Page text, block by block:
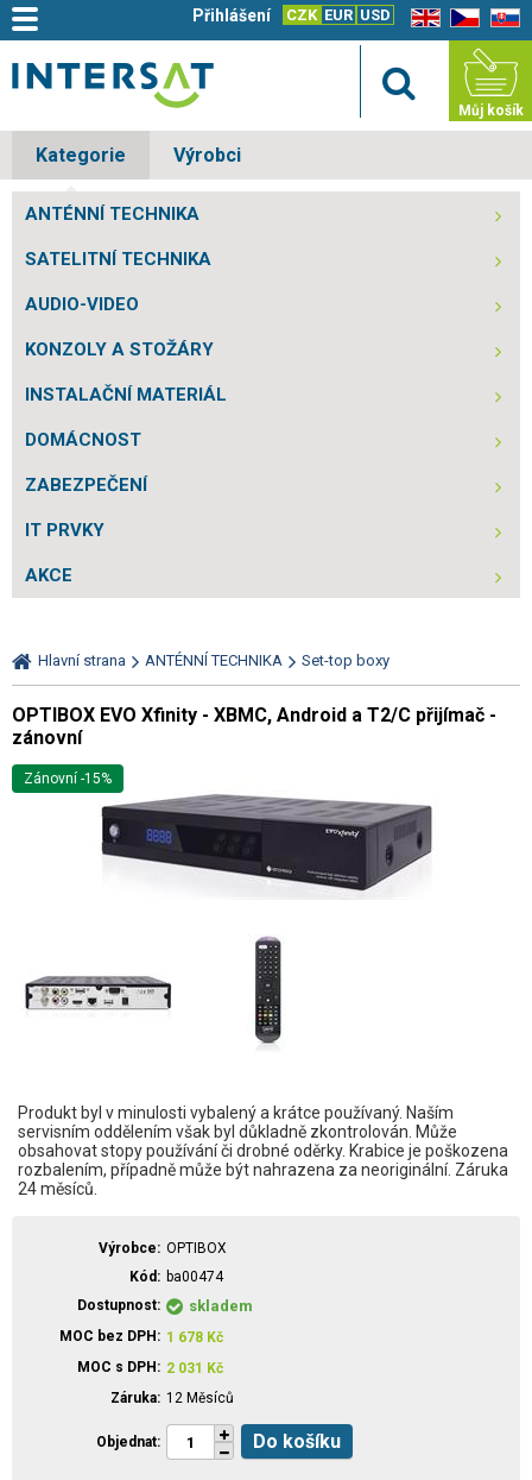
EN CZ SK
CZK EUR USD
Přihlášení
Můj košík
Kategorie Výrobci
ANTÉNNÍ TECHNIKA
SATELITNÍ TECHNIKA
AUDIO-VIDEO
KONZOLY A STOŽÁRY
INSTALAČNÍ MATERIÁL
DOMÁCNOST
ZABEZPEČENÍ
IT PRVKY
AKCE
Hlavní strana ANTÉNNÍ TECHNIKA Set-top boxy
OPTIBOX EVO Xfinity - XBMC, Android a T2/C přijímač -
zánovní
Zánovní -15%
Produkt byl v minulosti vybalený a krátce používaný. Naším
servisním oddělením však byl důkladně zkontrolován. Může
obsahovat stopy používání či drobné oděrky. Krabice je poškozena
rozbalením, případně může být nahrazena za neoriginální. Záruka
24 měsíců.
Výrobce
OPTIBOX
Kód
ba00474
Dostupnost
skladem
MOC bez DPH 1 678 Kč
MOC s DPH
2 031 Kč
Záruka 12 Měsíců
Objednat Do košíku